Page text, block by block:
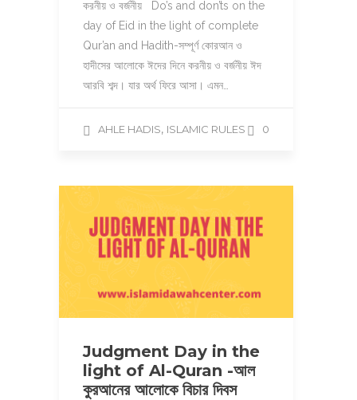
করনীয় ও বর্জনীয় Do’s and don’ts on the
day of Eid in the light of complete
Qur’an and Hadith-সম্পূর্ণ কোরআন ও
হাদীসের আলোকে ঈদের দিনে করনীয় ও বর্জনীয় ঈদ
আরবি শব্দ। যার অর্থ ফিরে আসা। এমন…
AHLE HADIS, ISLAMIC RULES 0
Judgment Day in the
light of Al-Quran -আল
কুরআনের আলোকে বিচার দিবস